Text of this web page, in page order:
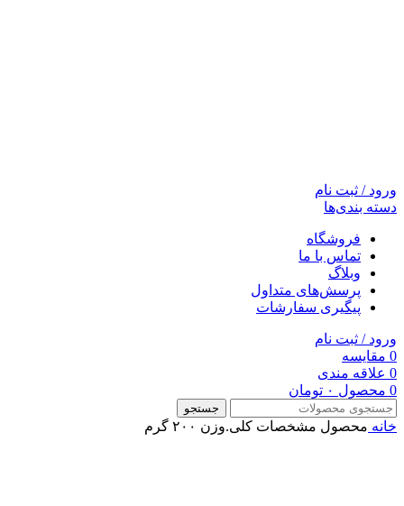
ورود / ثبت نام
دسته بندی‌ها
فروشگاه
تماس با ما
وبلاگ
پرسش‌های متداول
پیگیری سفارشات
ورود / ثبت نام
0 مقایسه
0 علاقه مندی
0 محصول ۰ تومان
جستجو
خانه محصول مشخصات کلی.وزن ۲۰۰ گرم